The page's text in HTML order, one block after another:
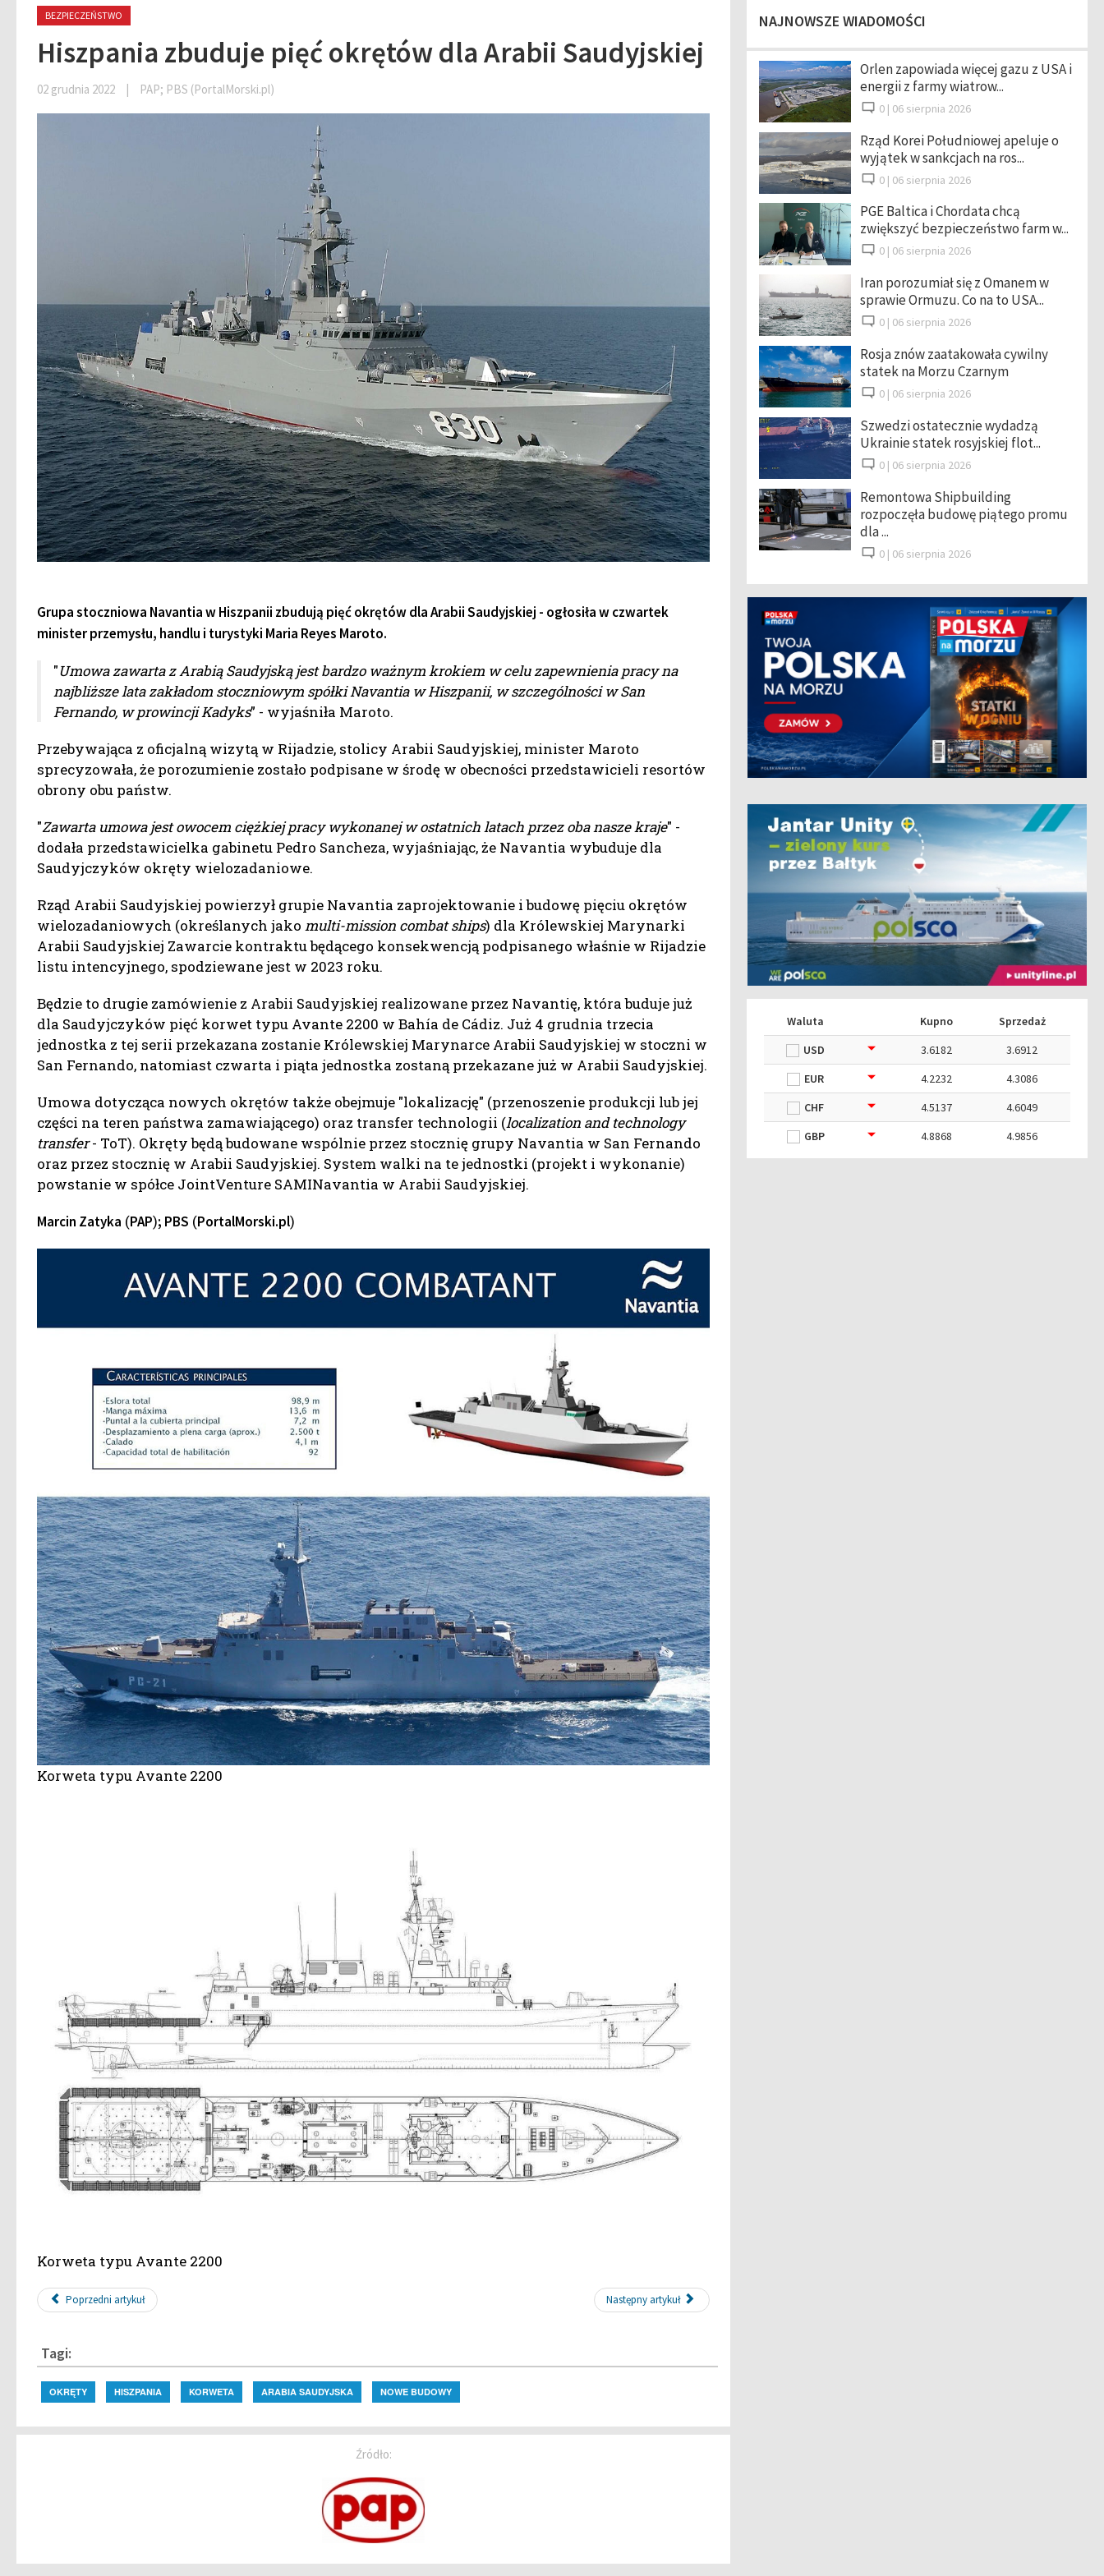
BEZPIECZEŃSTWO
Hiszpania zbuduje pięć okrętów dla Arabii Saudyjskiej
02 grudnia 2022 | PAP; PBS (PortalMorski.pl)
Grupa stoczniowa Navantia w Hiszpanii zbudują pięć okrętów dla Arabii Saudyjskiej - ogłosiła w czwartek
minister przemysłu, handlu i turystyki Maria Reyes Maroto.
"Umowa zawarta z Arabią Saudyjską jest bardzo ważnym krokiem w celu zapewnienia pracy na
najbliższe lata zakładom stoczniowym spółki Navantia w Hiszpanii, w szczególności w San
Fernando, w prowincji Kadyks” - wyjaśniła Maroto.
Przebywająca z oficjalną wizytą w Rijadzie, stolicy Arabii Saudyjskiej, minister Maroto
sprecyzowała, że porozumienie zostało podpisane w środę w obecności przedstawicieli resortów
obrony obu państw.
"Zawarta umowa jest owocem ciężkiej pracy wykonanej w ostatnich latach przez oba nasze kraje" -
dodała przedstawicielka gabinetu Pedro Sancheza, wyjaśniając, że Navantia wybuduje dla
Saudyjczyków okręty wielozadaniowe.
Rząd Arabii Saudyjskiej powierzył grupie Navantia zaprojektowanie i budowę pięciu okrętów
wielozadaniowych (określanych jako multi-mission combat ships) dla Królewskiej Marynarki
Arabii Saudyjskiej Zawarcie kontraktu będącego konsekwencją podpisanego właśnie w Rijadzie
listu intencyjnego, spodziewane jest w 2023 roku.
Będzie to drugie zamówienie z Arabii Saudyjskiej realizowane przez Navantię, która buduje już
dla Saudyjczyków pięć korwet typu Avante 2200 w Bahía de Cádiz. Już 4 grudnia trzecia
jednostka z tej serii przekazana zostanie Królewskiej Marynarce Arabii Saudyjskiej w stoczni w
San Fernando, natomiast czwarta i piąta jednostka zostaną przekazane już w Arabii Saudyjskiej.
Umowa dotycząca nowych okrętów także obejmuje "lokalizację" (przenoszenie produkcji lub jej
części na teren państwa zamawiającego) oraz transfer technologii (localization and technology
transfer- ToT). Okręty będą budowane wspólnie przez stocznię grupy Navantia w San Fernando
oraz przez stocznię w Arabii Saudyjskiej. System walki na te jednostki (projekt i wykonanie)
powstanie w spółce JointVenture SAMINavantia w Arabii Saudyjskiej.
Marcin Zatyka (PAP); PBS (PortalMorski.pl)
Korweta typu Avante 2200
Korweta typu Avante 2200
Poprzedni artykuł Następny artykuł
Tagi:
OKRĘTY HISZPANIA KORWETA ARABIA SAUDYJSKA NOWE BUDOWY
Źródło:
NAJNOWSZE WIADOMOŚCI
Orlen zapowiada więcej gazu z USA i
energii z farmy wiatrow...
0 | 06 sierpnia 2026
Rząd Korei Południowej apeluje o
wyjątek w sankcjach na ros...
0 | 06 sierpnia 2026
PGE Baltica i Chordata chcą
zwiększyć bezpieczeństwo farm w...
0 | 06 sierpnia 2026
Iran porozumiał się z Omanem w
sprawie Ormuzu. Co na to USA...
0 | 06 sierpnia 2026
Rosja znów zaatakowała cywilny
statek na Morzu Czarnym
0 | 06 sierpnia 2026
Szwedzi ostatecznie wydadzą
Ukrainie statek rosyjskiej flot...
0 | 06 sierpnia 2026
Remontowa Shipbuilding
rozpoczęła budowę piątego promu
dla ...
0 | 06 sierpnia 2026
Waluta Kupno
Sprzedaż
USD
3.6182
3.6912
EUR
4.2232
4.3086
CHF
4.5137
4.6049
GBP
4.8868 4.9856